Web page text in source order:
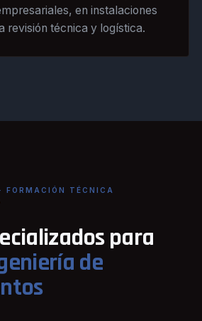
en instalaciones
revisión técnica y logística.
FORMACIÓN TÉCNICA
para
de